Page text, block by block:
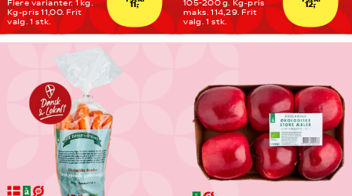
11,-
Flere varianter. 1 kg.
Kg-pris 11,00. Frit
valg. 1 stk.
12,-
105-200 g. Kg-pris
maks. 114,29. Frit
valg. 1 stk.